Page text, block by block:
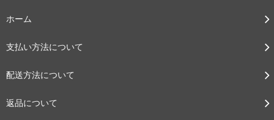
ホーム
支払い方法について
配送方法について
返品について